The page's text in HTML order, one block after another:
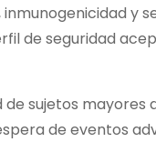
de seguridad
sujetos mayores
de eventos